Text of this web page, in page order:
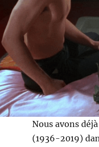
Nous avons
(1936-2019)